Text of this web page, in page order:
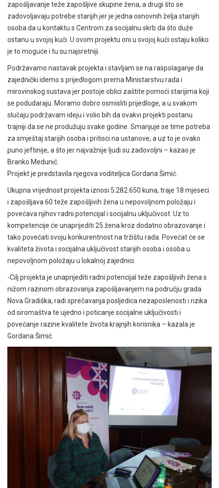
zapošljavanje teže zapošljive skupine žena, a drugi što se
zadovoljavaju potrebe starijih jer je jedna osnovnih želja starijih
osoba da u kontaktu s Centrom za socijalnu skrb da što duže
ostanu u svojoj kući. U ovom projektu oni u svojoj kući ostaju koliko
je to moguće i tu su najsretniji.
Podržavamo nastavak projekta i stavljam se na raspolaganje da
zajednički idemo s prijedlogom prema Ministarstvu rada i
mirovinskog sustava jer postoje oblici zaštite pomoći starijima koji
se podudaraju. Moramo dobro osmisliti prijedloge, a u svakom
slučaju podržavam ideju i volio bih da ovakvi projekti postanu
trajniji da se ne produžuju svake godine. Smanjuje se time potreba
za smještaj starijih osoba i pritisci na ustanove, a uz to je ovako
puno jeftinije, a što jer najvažnije ljudi su zadovoljni – kazao je
Branko Medunić.
Projekt je predstavila njegova voditeljica Gordana Šimić.
Ukupna vrijednost projekta iznosi 5.282.650 kuna, traje 18 mjeseci
i zapošljava 60 teže zapošljivih žena u nepovoljnom položaju i
povećava njihov radni potencijal i socijalnu uključivost. Uz to
kompetencije će unaprijediti 25 žena kroz dodatno obrazovanje i
tako povećati svoju konkurentnost na tržištu rada. Povećat će se
kvaliteta života i socijalna uključivost starijih osoba i osoba u
nepovoljnom položaju u lokalnoj zajednici.
-Cilj projekta je unaprijediti radni potencijal teže zapošljivih žena s
nižom razinom obrazovanja zapošljavanjem na području grada
Nova Gradiška, radi sprečavanja posljedica nezaposlenosti i rizika
od siromaštva te ujedno i poticanje socijalne uključivosti i
povećanje razine kvalitete života krajnjih korisnika – kazala je
Gordana Šimić.